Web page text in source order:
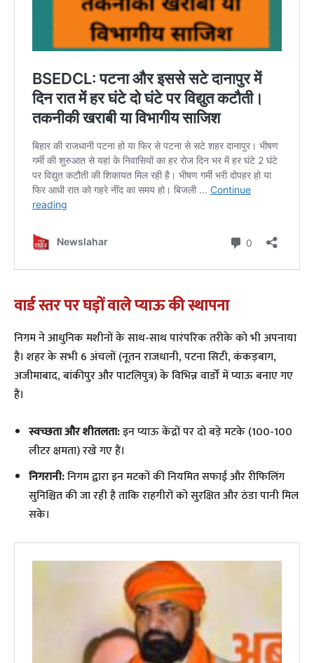
वार्ड स्तर पर घड़ों वाले प्याऊ की स्थापना
​निगम ने आधुनिक मशीनों के साथ-साथ पारंपरिक तरीके को भी अपनाया
है। शहर के सभी 6 अंचलों (नूतन राजधानी, पटना सिटी, कंकड़बाग,
अजीमाबाद, बांकीपुर और पाटलिपुत्र) के विभिन्न वार्डों में प्याऊ बनाए गए
हैं।
स्वच्छता और शीतलता:इन प्याऊ केंद्रों पर दो बड़े मटके (100-100
लीटर क्षमता) रखे गए हैं।
निगरानी:निगम द्वारा इन मटकों की नियमित सफाई और रीफिलिंग
सुनिश्चित की जा रही है ताकि राहगीरों को सुरक्षित और ठंडा पानी मिल
सके।